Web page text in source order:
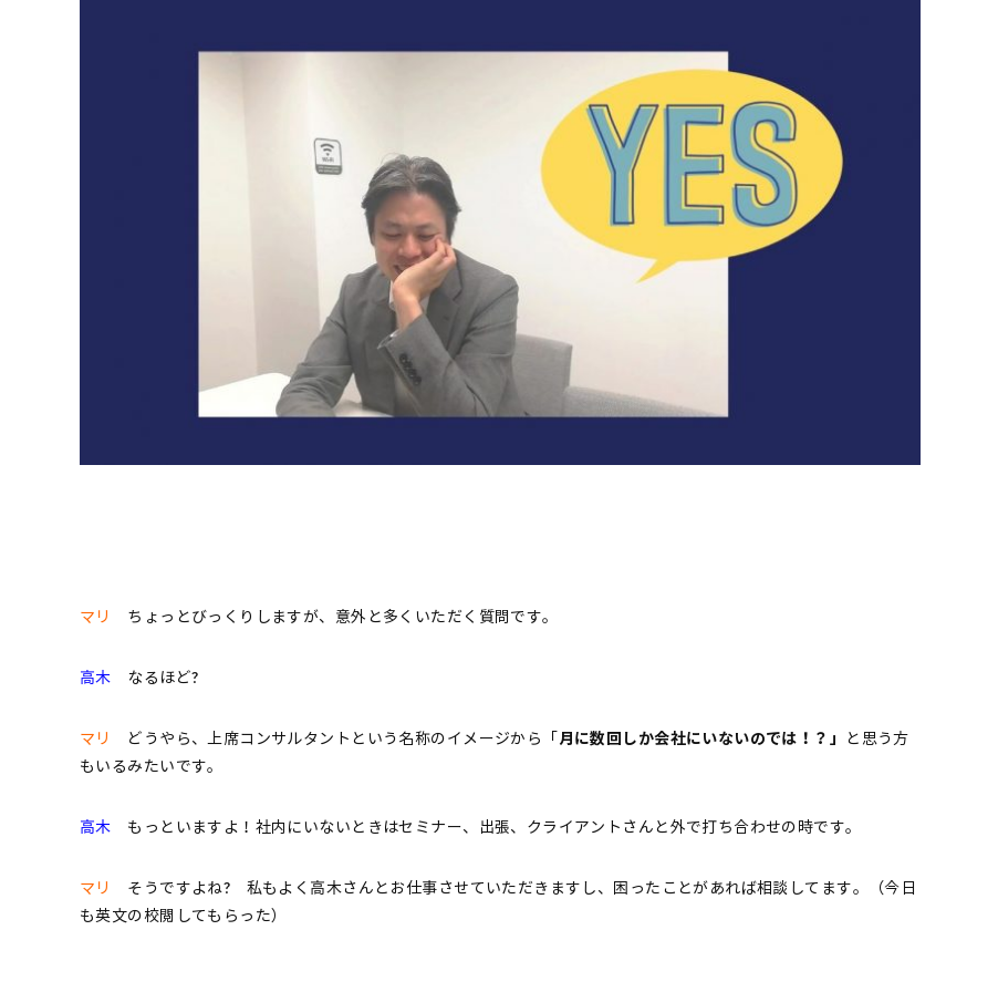
マリ ちょっとびっくりしますが、意外と多くいただく質問です。
高木 なるほど?
マリ どうやら、上席コンサルタントという名称のイメージから「月に数回しか会社にいないのでは！？」 と思う方
もいるみたいです。
高木 もっといますよ！社内にいないときはセミナー、出張、クライアントさんと外で打ち合わせの時です。
マリ
そうですよね? 私もよく高木さんとお仕事させていただきますし、困ったことがあれば相談してます。（今日
も英文の校閲してもらった）